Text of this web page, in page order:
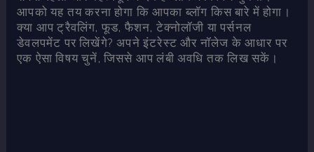
आपको यह तय करना होगा कि आपका ब्लॉग किस बारे में होगा।
क्या आप ट्रैवलिंग, फूड, फैशन, टेक्नोलॉजी या पर्सनल
डेवलपमेंट पर लिखेंगे? अपने इंटरेस्ट और नॉलेज के आधार पर
एक ऐसा विषय चुनें, जिससे आप लंबी अवधि तक लिख सकें।